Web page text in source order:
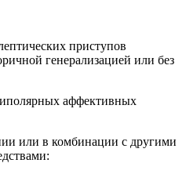
приступов
генерализацией или без
аффективных
или в комбинации с другими